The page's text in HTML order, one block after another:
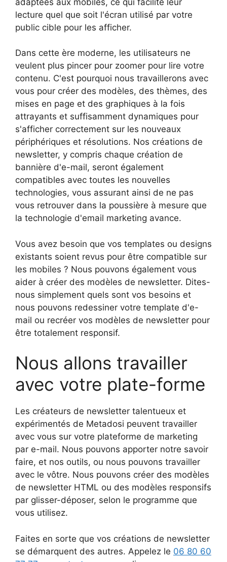
lecture quel que soit l'écran utilisé par votre
public cible pour les afficher.
Dans cette ère moderne, les utilisateurs ne
veulent plus pincer pour zoomer pour lire votre
contenu. C'est pourquoi nous travaillerons avec
vous pour créer des modèles, des thèmes, des
mises en page et des graphiques à la fois
attrayants et suffisamment dynamiques pour
s'afficher correctement sur les nouveaux
périphériques et résolutions. Nos créations de
newsletter, y compris chaque création de
bannière d'e-mail, seront également
compatibles avec toutes les nouvelles
technologies, vous assurant ainsi de ne pas
vous retrouver dans la poussière à mesure que
la technologie d'email marketing avance.
Vous avez besoin que vos templates ou designs
existants soient revus pour être compatible sur
les mobiles ? Nous pouvons également vous
aider à créer des modèles de newsletter. Dites-
nous simplement quels sont vos besoins et
nous pouvons redessiner votre template d'e-
mail ou recréer vos modèles de newsletter pour
être totalement responsif.
Nous allons travailler
avec votre plate-forme
Les créateurs de newsletter talentueux et
expérimentés de Metadosi peuvent travailler
avec vous sur votre plateforme de marketing
par e-mail. Nous pouvons apporter notre savoir
faire, et nos outils, ou nous pouvons travailler
avec le vôtre. Nous pouvons créer des modèles
de newsletter HTML ou des modèles responsifs
par glisser-déposer, selon le programme que
vous utilisez.
Faites en sorte que vos créations de newsletter
se démarquent des autres. Appelez le 06 80 60